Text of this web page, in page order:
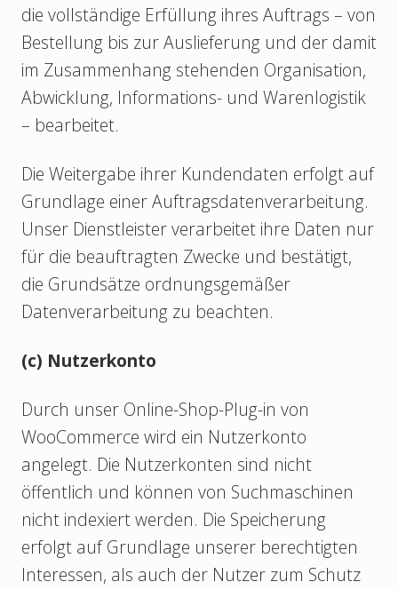
die vollständige Erfüllung ihres Auftrags – von
Bestellung bis zur Auslieferung und der damit
im Zusammenhang stehenden Organisation,
Abwicklung, Informations- und Warenlogistik
– bearbeitet.
Die Weitergabe ihrer Kundendaten erfolgt auf
Grundlage einer Auftragsdatenverarbeitung.
Unser Dienstleister verarbeitet ihre Daten nur
für die beauftragten Zwecke und bestätigt,
die Grundsätze ordnungsgemäßer
Datenverarbeitung zu beachten.
(c) Nutzerkonto
Durch unser Online-Shop-Plug-in von
WooCommerce wird ein Nutzerkonto
angelegt. Die Nutzerkonten sind nicht
öffentlich und können von Suchmaschinen
nicht indexiert werden. Die Speicherung
erfolgt auf Grundlage unserer berechtigten
Interessen, als auch der Nutzer zum Schutz